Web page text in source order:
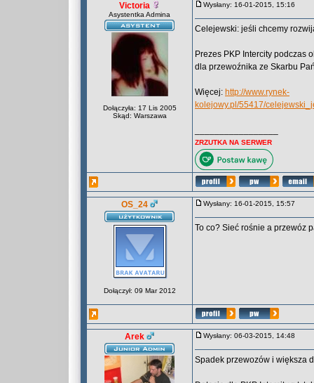
Victoria
Asystentka Admina
Dołączyła: 17 Lis 2005
Skąd: Warszawa
Wysłany: 16-01-2015, 15:16
Celejewski: jeśli chcemy
Prezes PKP Intercity podczas
dla przewoźnika ze Skarbu
Więcej: http://www.rynek-
kolejowy.pl/55417/
ZRZUTKA NA SERWER
OS_24
Dołączył: 09 Mar 2012
Wysłany: 16-01-2015, 15:57
To co? Sieć rośnie a przewóz
Arek Wysłany: 06-03-2015, 14:48
Spadek przewozów i większa